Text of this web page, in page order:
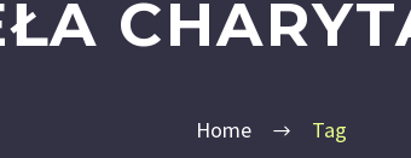
Home Tag